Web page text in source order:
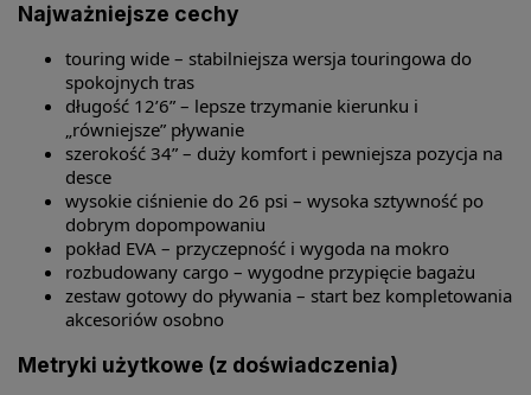
Najważniejsze cechy
touring wide – stabilniejsza wersja touringowa do
spokojnych tras
długość 12’6” – lepsze trzymanie kierunku i
„równiejsze” pływanie
szerokość 34” – duży komfort i pewniejsza pozycja na
desce
wysokie ciśnienie do 26 psi – wysoka sztywność po
dobrym dopompowaniu
pokład EVA – przyczepność i wygoda na mokro
rozbudowany cargo – wygodne przypięcie bagażu
zestaw gotowy do pływania – start bez kompletowania
akcesoriów osobno
Metryki użytkowe (z doświadczenia)